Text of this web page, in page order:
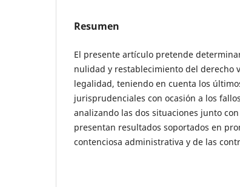
Resumen
El presente artículo pretende
nulidad y restablecimiento del derecho
legalidad, teniendo en cuenta los
jurisprudenciales con ocasión a los
analizando las dos situaciones junto
presentan resultados soportados en
contenciosa administrativa y de las